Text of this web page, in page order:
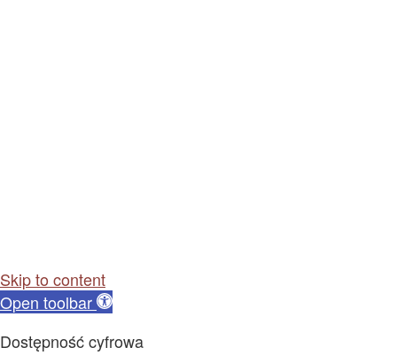
Skip to content
Open toolbar
Dostępność cyfrowa